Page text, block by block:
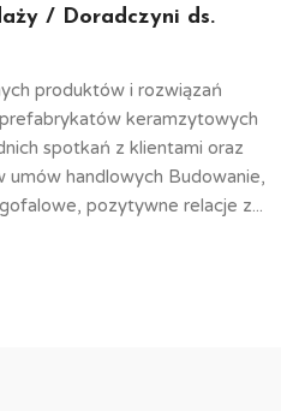
/ Doradczyni ds.
produktów i rozwiązań
keramzytowych
spotkań z klientami oraz
umów handlowych Budowanie,
pozytywne relacje z...